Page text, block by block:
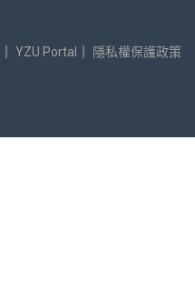
YZU Portal 隱私權保護政策